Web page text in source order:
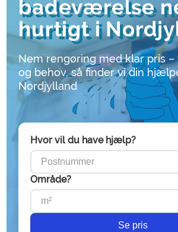
badeværelse
hurtigt i
Nem rengøring med klar pris
og behov, så finder vi din
Nordjylland
Hvor vil du have hjælp?
Område?
Se pris